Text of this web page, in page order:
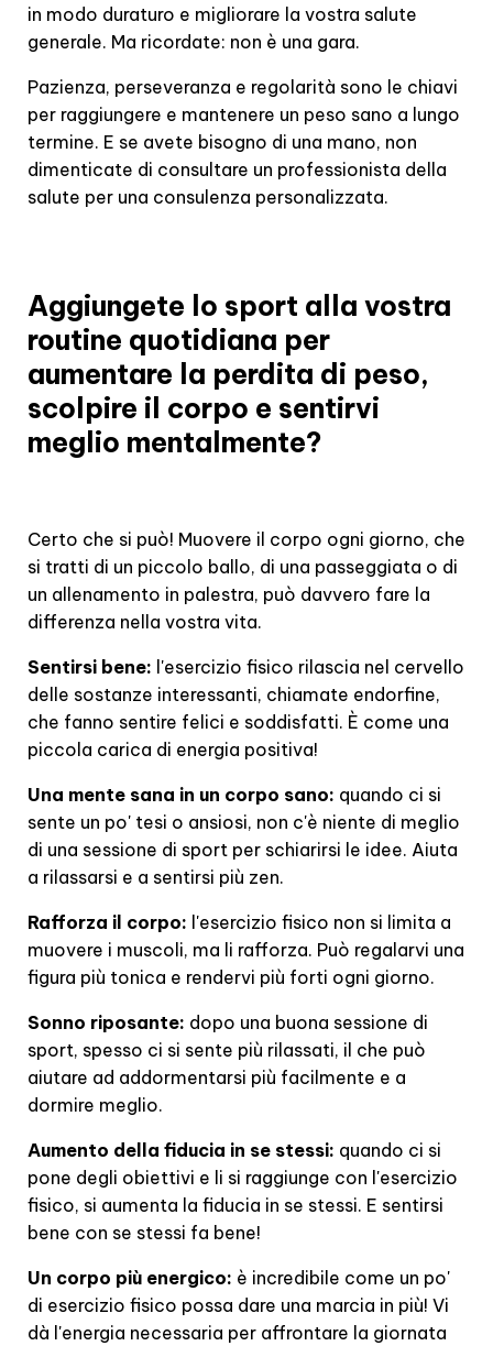
in modo duraturo e migliorare la vostra salute
generale. Ma ricordate: non è una gara.
Pazienza, perseveranza e regolarità sono le chiavi
per raggiungere e mantenere un peso sano a lungo
termine. E se avete bisogno di una mano, non
dimenticate di consultare un professionista della
salute per una consulenza personalizzata.
Aggiungete lo sport alla vostra
routine quotidiana per
aumentare la perdita di peso,
scolpire il corpo e sentirvi
meglio mentalmente?
Certo che si può! Muovere il corpo ogni giorno, che
si tratti di un piccolo ballo, di una passeggiata o di
un allenamento in palestra, può davvero fare la
differenza nella vostra vita.
Sentirsi bene: l'esercizio fisico rilascia nel cervello
delle sostanze interessanti, chiamate endorfine,
che fanno sentire felici e soddisfatti. È come una
piccola carica di energia positiva!
Una mente sana in un corpo sano: quando ci si
sente un po' tesi o ansiosi, non c'è niente di meglio
di una sessione di sport per schiarirsi le idee. Aiuta
a rilassarsi e a sentirsi più zen.
Rafforza il corpo: l'esercizio fisico non si limita a
muovere i muscoli, ma li rafforza. Può regalarvi una
figura più tonica e rendervi più forti ogni giorno.
Sonno riposante: dopo una buona sessione di
sport, spesso ci si sente più rilassati, il che può
aiutare ad addormentarsi più facilmente e a
dormire meglio.
Aumento della fiducia in se stessi: quando ci si
pone degli obiettivi e li si raggiunge con l'esercizio
fisico, si aumenta la fiducia in se stessi. E sentirsi
bene con se stessi fa bene!
Un corpo più energico: è incredibile come un po'
di esercizio fisico possa dare una marcia in più! Vi
dà l'energia necessaria per affrontare la giornata